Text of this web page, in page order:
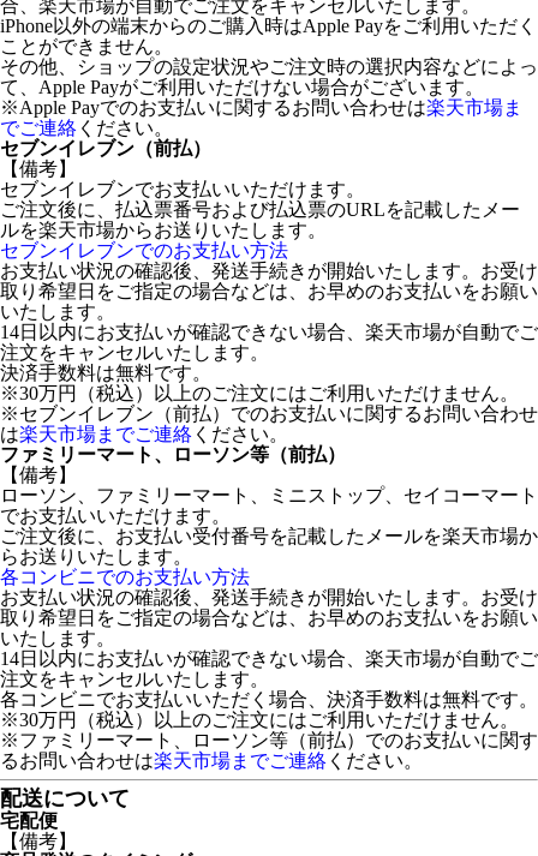
合、楽天市場が自動でご注文をキャンセルいたします。
iPhone以外の端末からのご購入時はApple Payをご利用いただく
ことができません。
その他、ショップの設定状況やご注文時の選択内容などによっ
て、Apple Payがご利用いただけない場合がございます。
※Apple Payでのお支払いに関するお問い合わせは楽天市場ま
でご連絡 ください。
セブンイレブン（前払）
【備考】
セブンイレブンでお支払いいただけます。
ご注文後に、払込票番号および払込票のURLを記載したメー
ルを楽天市場からお送りいたします。
セブンイレブンでのお支払い方法
お支払い状況の確認後、発送手続きが開始いたします。お受け
取り希望日をご指定の場合などは、お早めのお支払いをお願い
いたします。
14日以内にお支払いが確認できない場合、楽天市場が自動でご
注文をキャンセルいたします。
決済手数料は無料です。
※30万円（税込）以上のご注文にはご利用いただけません。
※セブンイレブン（前払）でのお支払いに関するお問い合わせ
は楽天市場までご連絡 ください。
ファミリーマート、ローソン等（前払）
【備考】
ローソン、ファミリーマート、ミニストップ、セイコーマート
でお支払いいただけます。
ご注文後に、お支払い受付番号を記載したメールを楽天市場か
らお送りいたします。
各コンビニでのお支払い方法
お支払い状況の確認後、発送手続きが開始いたします。お受け
取り希望日をご指定の場合などは、お早めのお支払いをお願い
いたします。
14日以内にお支払いが確認できない場合、楽天市場が自動でご
注文をキャンセルいたします。
各コンビニでお支払いいただく場合、決済手数料は無料です。
※30万円（税込）以上のご注文にはご利用いただけません。
※ファミリーマート、ローソン等（前払）でのお支払いに関す
るお問い合わせは楽天市場までご連絡 ください。
配送について
宅配便
【備考】